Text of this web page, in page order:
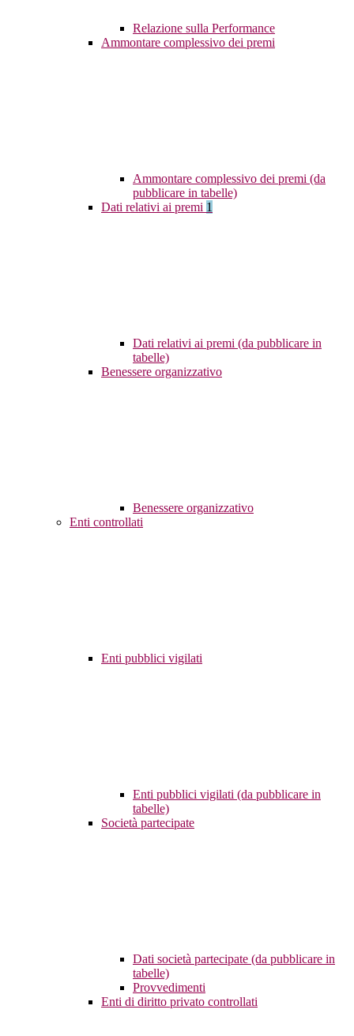
Relazione sulla Performance
Ammontare complessivo dei premi
Ammontare complessivo dei premi (da
pubblicare in tabelle)
Dati relativi ai premi 1
Dati relativi ai premi (da pubblicare in
tabelle)
Benessere organizzativo
Benessere organizzativo
Enti controllati
Enti pubblici vigilati
Enti pubblici vigilati (da pubblicare in
tabelle)
Società partecipate
Dati società partecipate (da pubblicare in
tabelle)
Provvedimenti
Enti di diritto privato controllati